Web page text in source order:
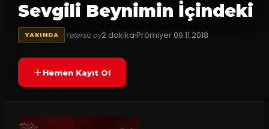
Sevgili Beynimin İçindeki
YAKINDA Yetersiz oy2 dakikaPrömiyer09.11.2018
Hemen Kayıt Ol